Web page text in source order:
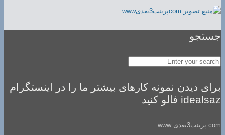
جستجو
برای دیدن نمونه کارهای بیشتر ما را در اینستگرام
idealsaz فالو کنید
com.پرینت3بعدی.www